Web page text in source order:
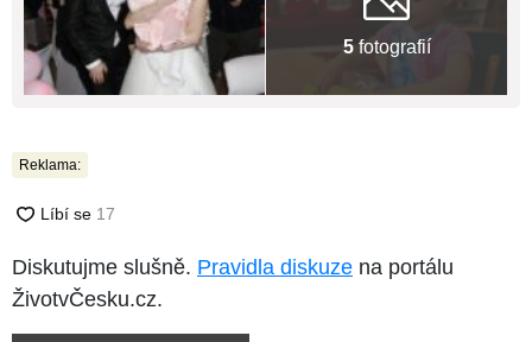
5fotografií
Reklama:
Diskutujme slušně. Pravidla diskuze na portálu
ŽivotvČesku.cz.